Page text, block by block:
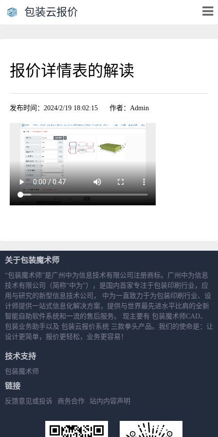
包装云报价
报价详情表的解读
发布时间：2024/2/19 18:02:15 作者：Admin
关于包装魔术师
“包装魔术师”是广州中为信息技术有限公司注册商标。广州中为信息
技术有限公司（简称“中为”），是国内首家专注于包装印刷行业，应
用与研究的新型信息技术公司， 中为一直致力于为包装印刷行业、设
计师提供一站式信息化解决方案，提供与世界最先进水平比肩的全新
智能自助软件系统和一流的售后服务。 现主要有 包装魔术师CAD、
包装业务助手以及 包装云报价系统 三款拳头产品。我们的使命是：让
设计更简单，报价更轻松，业务更容易！
技术支持
包装魔术师
链接
反馈意见或投诉 商务合作 站内内容声明